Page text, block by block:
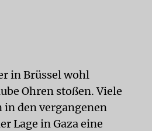
in Brüssel wohl
Ohren stoßen. Viele
den vergangenen
Lage in Gaza eine